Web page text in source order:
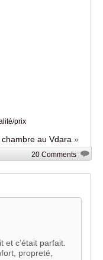
prix
au Vdara »
20 Comments
et c’était parfait.
propreté,